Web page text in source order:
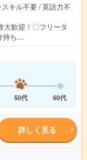
キル不要 / 英語力不
大歓迎！〇フリータ
持ち…
50代 60代
詳しく見る